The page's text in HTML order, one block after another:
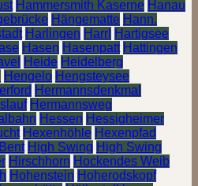
Hammersmith Kaserne Hanau
Hängematte Hann.
Harlingen Harrl Hartigsee
Hasen Hasenpatt Hattingen
Heide Heidelberg
Hengelo Hengsteysee
Hermannsdenkmal
Hermannsweg
Hessen Hessigheimer
Hexenhöhle Hexenpfad
High Swing High Swing
Hirschhorn Hockendes Weib
Hohenstein Hoherodskopf